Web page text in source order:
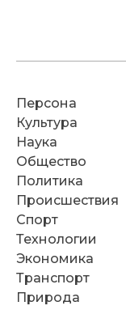
Персона
Культура
Наука
Общество
Политика
Происшествия
Спорт
Технологии
Экономика
Транспорт
Природа